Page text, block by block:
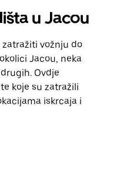
u Jacou
vožnju do
Jacou, neka
Ovdje
koje su zatražili
iskrcaja i